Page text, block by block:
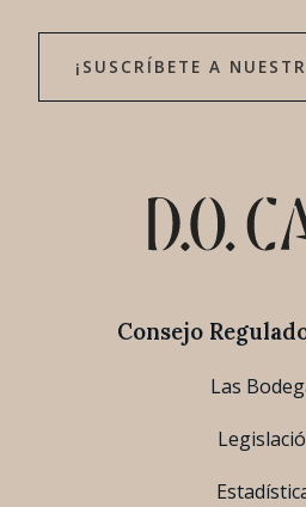
¡SUSCRÍBETE A
Consejo
Las